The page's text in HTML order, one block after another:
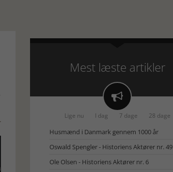
Mest læste artikler

Lige nu I dag 7 dage 28 dage
Husmænd i Danmark gennem 1000 år
Oswald Spengler - Historiens Aktører nr. 49
Ole Olsen - Historiens Aktører nr. 6